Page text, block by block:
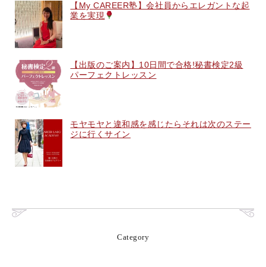
【My CAREER塾】会社員からエレガントな起
業を実現
【出版のご案内】10日間で合格!秘書検定2級
パーフェクトレッスン
モヤモヤと違和感を感じたらそれは次のステー
ジに行くサイン
Category